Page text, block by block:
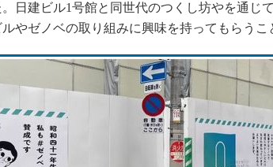
。日建ビル1号館と同世代のつくし坊やを通じ
やゼノベの取り組みに興味を持ってもらうこ